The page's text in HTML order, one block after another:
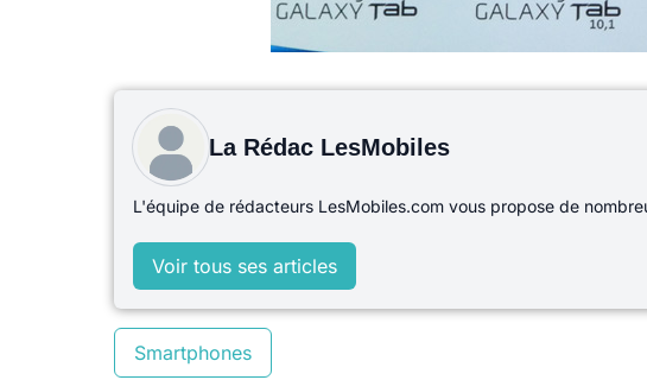
La Rédac LesMobiles
L'équipe de rédacteurs LesMobiles.com vous propose de
Voir tous ses articles
Smartphones